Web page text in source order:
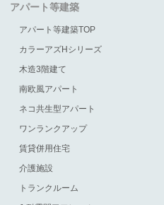
アパート等建築
アパート等建築TOP
カラーアズHシリーズ
木造3階建て
南欧風アパート
ネコ共生型アパート
ワンランクアップ
賃貸併用住宅
介護施設
トランクルーム